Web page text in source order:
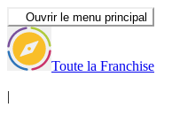
Ouvrir le menu principal
Toute la Franchise
|